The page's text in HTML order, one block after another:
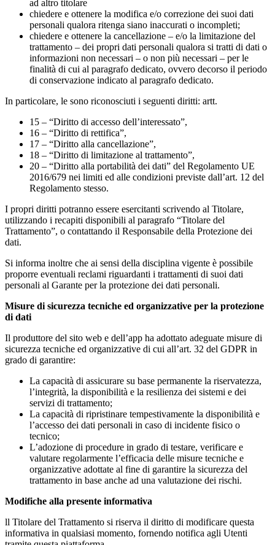
ad altro titolare
chiedere e ottenere la modifica e/o correzione dei suoi dati
personali qualora ritenga siano inaccurati o incompleti;
chiedere e ottenere la cancellazione – e/o la limitazione del
trattamento – dei propri dati personali qualora si tratti di dati o
informazioni non necessari – o non più necessari – per le
finalità di cui al paragrafo dedicato, ovvero decorso il periodo
di conservazione indicato al paragrafo dedicato.
In particolare, le sono riconosciuti i seguenti diritti: artt.
15 – “Diritto di accesso dell’interessato”,
16 – “Diritto di rettifica”,
17 – “Diritto alla cancellazione”,
18 – “Diritto di limitazione al trattamento”,
20 – “Diritto alla portabilità dei dati” del Regolamento UE
2016/679 nei limiti ed alle condizioni previste dall’art. 12 del
Regolamento stesso.
I propri diritti potranno essere esercitanti scrivendo al Titolare,
utilizzando i recapiti disponibili al paragrafo “Titolare del
Trattamento”, o contattando il Responsabile della Protezione dei
dati.
Si informa inoltre che ai sensi della disciplina vigente è possibile
proporre eventuali reclami riguardanti i trattamenti di suoi dati
personali al Garante per la protezione dei dati personali.
Misure di sicurezza tecniche ed organizzative per la protezione
di dati
Il produttore del sito web e dell’app ha adottato adeguate misure di
sicurezza tecniche ed organizzative di cui all’art. 32 del GDPR in
grado di garantire:
La capacità di assicurare su base permanente la riservatezza,
l’integrità, la disponibilità e la resilienza dei sistemi e dei
servizi di trattamento;
La capacità di ripristinare tempestivamente la disponibilità e
l’accesso dei dati personali in caso di incidente fisico o
tecnico;
L’adozione di procedure in grado di testare, verificare e
valutare regolarmente l’efficacia delle misure tecniche e
organizzative adottate al fine di garantire la sicurezza del
trattamento in base anche ad una valutazione dei rischi.
Modifiche alla presente informativa
ll Titolare del Trattamento si riserva il diritto di modificare questa
informativa in qualsiasi momento, fornendo notifica agli Utenti